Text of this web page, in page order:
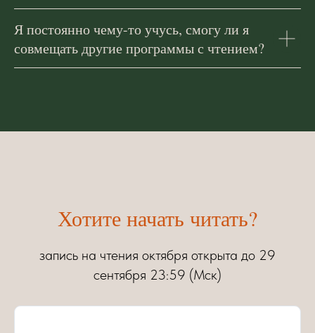
Я постоянно чему-то учусь, смогу ли я
совмещать другие программы с чтением?
Хотите начать читать?
запись на чтения октября открыта до 29
сентября 23:59 (Мск)